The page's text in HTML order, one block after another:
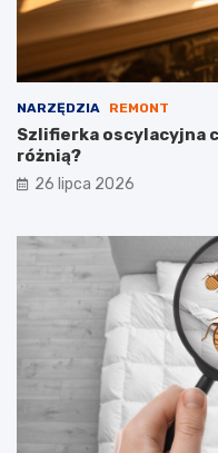
NARZĘDZIA REMONT
Szlifierka oscylacyjna
różnią?
26 lipca 2026